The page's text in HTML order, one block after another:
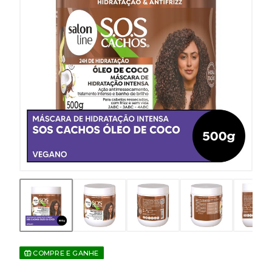
COMPRE E GANHE